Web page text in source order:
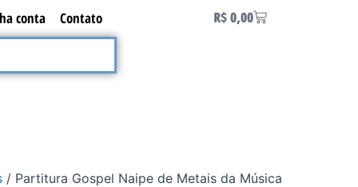
conta Contato R$0,00Carrinho
/ Partitura Gospel Naipe de Metais da Música